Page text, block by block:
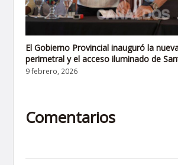
El Gobierno Provincial inauguró la
perimetral y el acceso iluminado de
9 febrero, 2026
Comentarios